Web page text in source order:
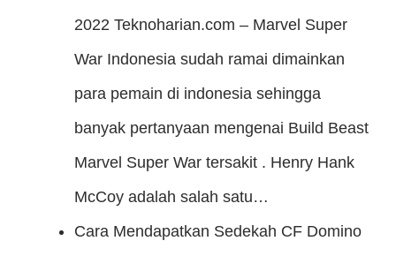
2022 Teknoharian.com – Marvel Super
War Indonesia sudah ramai dimainkan
para pemain di indonesia sehingga
banyak pertanyaan mengenai Build Beast
Marvel Super War tersakit . Henry Hank
McCoy adalah salah satu…
Cara Mendapatkan Sedekah CF Domino